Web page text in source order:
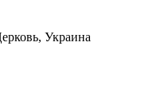
Украина